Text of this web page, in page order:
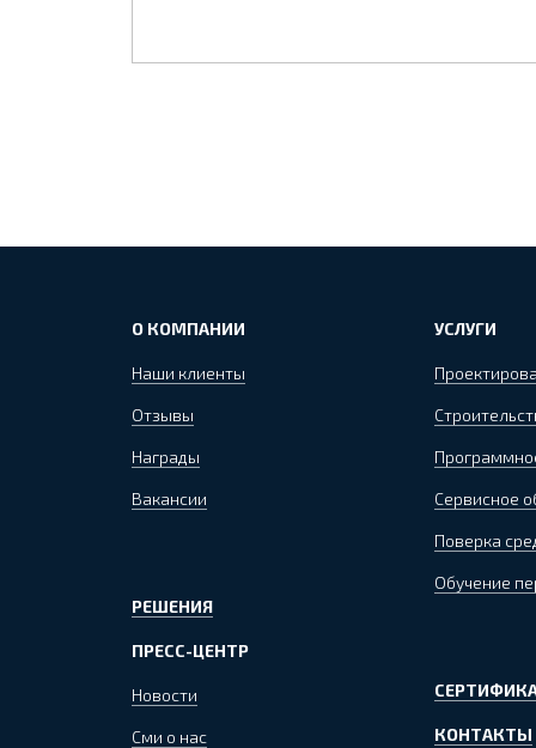
О КОМПАНИИ
Наши клиенты
Отзывы
Награды
Вакансии
РЕШЕНИЯ
ПРЕСС-ЦЕНТР
Новости
Сми о нас
УСЛУГИ
Сервисное
Поверка
Обучение
КОНТАКТЫ